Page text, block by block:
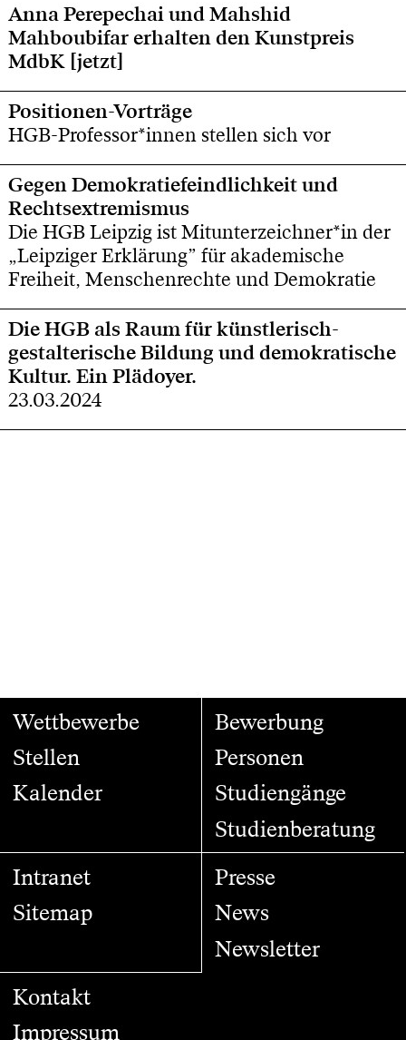
Anna Perepechai und Mahshid
Mahboubifar erhalten den Kunstpreis
MdbK [jetzt]
Positionen-Vorträge
HGB-Professor*innen stellen sich vor
Gegen Demokratiefeindlichkeit und
Rechtsextremismus
Die HGB Leipzig ist Mitunterzeichner*in der
„Leipziger Erklärung” für akademische
Freiheit, Menschenrechte und Demokratie
Die HGB als Raum für künstlerisch-
gestalterische Bildung und demokratische
Kultur. Ein Plädoyer.
23.03.2024
Wettbewerbe
Stellen
Kalender
Bewerbung
Personen
Studiengänge
Studienberatung
Intranet
Sitemap
Presse
News
Newsletter
Kontakt
Impressum